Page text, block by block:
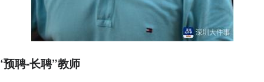
聘-长聘”教师